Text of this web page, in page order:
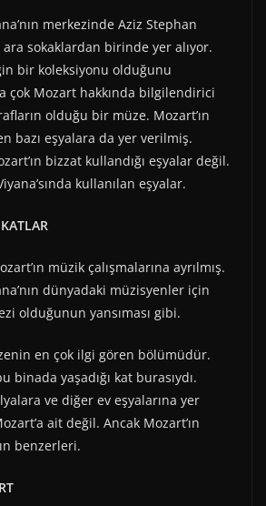
merkezinde Aziz Stephan
ara sokaklardan birinde yer alıyor.
bir koleksiyonu olduğunu
çok Mozart hakkında bilgilendirici
olduğu bir müze. Mozart’ın
bazı eşyalara da yer verilmiş.
bizzat kullandığı eşyalar değil.
kullanılan eşyalar.
müzik çalışmalarına ayrılmış.
dünyadaki müzisyenler için
olduğunun yansıması gibi.
en çok ilgi gören bölümüdür.
binada yaşadığı kat burasıydı.
ve diğer ev eşyalarına yer
ait değil. Ancak Mozart’ın
benzerleri.